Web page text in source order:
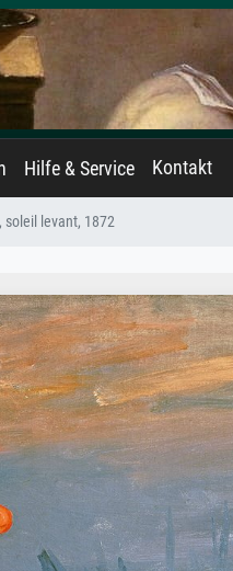
Hilfe & Service Kontakt
soleil levant, 1872